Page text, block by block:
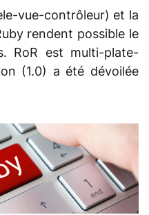
vue-contrôleur) et la
rendent possible le
RoR est multi-plate-
(1.0) a été dévoilée